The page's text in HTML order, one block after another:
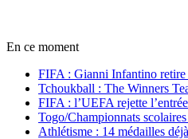
En ce moment
FIFA : Gianni Infantino
Tchoukball : The Winners
FIFA : l’UEFA rejette
Togo/Championnats
Athlétisme : 14 médailles